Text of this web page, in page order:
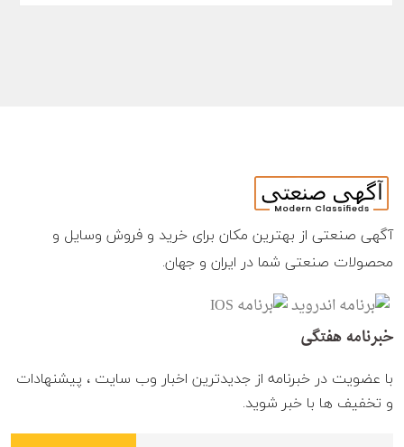
آگهی صنعتی از بهترین مکان برای خرید و فروش وسایل و
محصولات صنعتی شما در ایران و جهان.
خبرنامه هفتگی
با عضویت در خبرنامه از جدیدترین اخبار وب سایت ، پیشنهادات
و تخفیف ها با خبر شوید.